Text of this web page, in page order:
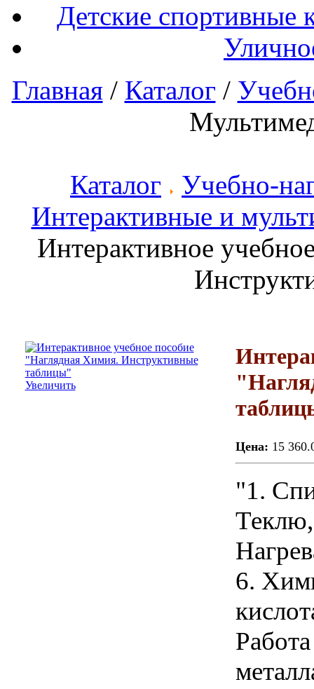
Детские спортивные
Главная/ Каталог /
Каталог
Учебно-
Интерактивные и
Интерактивное
Увеличить
Цена: 15
"1.
Теклю,
6.